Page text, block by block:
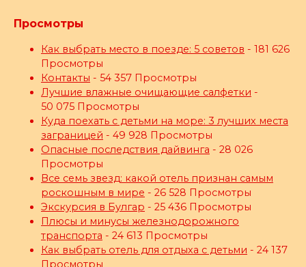
Просмотры
Как выбрать место в поезде: 5 советов - 181 626
Просмотры
Контакты - 54 357 Просмотры
Лучшие влажные очищающие салфетки -
50 075 Просмотры
Куда поехать с детьми на море: 3 лучших места
заграницей - 49 928 Просмотры
Опасные последствия дайвинга - 28 026
Просмотры
Все семь звезд: какой отель признан самым
роскошным в мире - 26 528 Просмотры
Экскурсия в Булгар - 25 436 Просмотры
Плюсы и минусы железнодорожного
транспорта - 24 613 Просмотры
Как выбрать отель для отдыха с детьми - 24 137
Просмотры